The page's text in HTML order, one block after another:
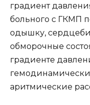
градиент
больного с ГКМП
одышку,
обморочные
градиенте
аритмические